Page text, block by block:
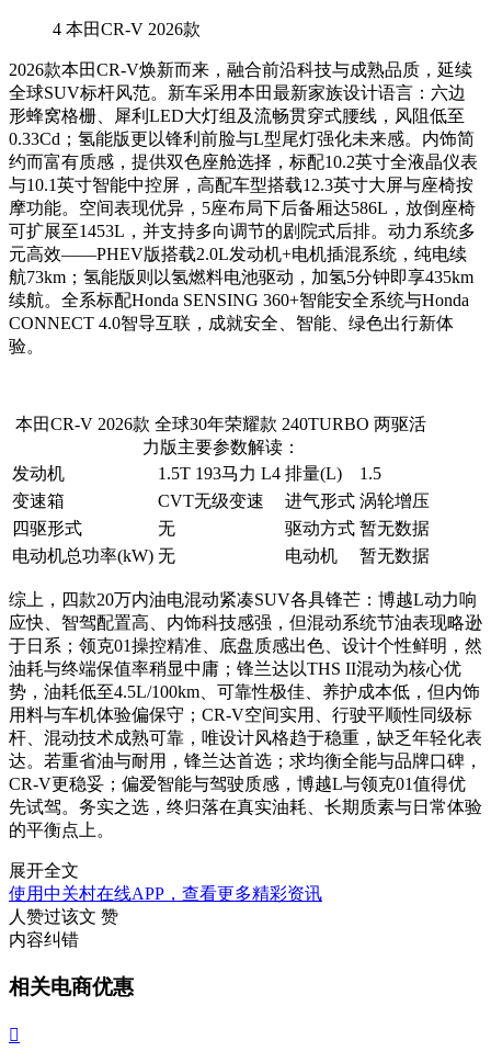
4 本田CR-V 2026款
2026款本田CR-V焕新而来，融合前沿科技与成熟品质，延续
全球SUV标杆风范。新车采用本田最新家族设计语言：六边
形蜂窝格栅、犀利LED大灯组及流畅贯穿式腰线，风阻低至
0.33Cd；氢能版更以锋利前脸与L型尾灯强化未来感。内饰简
约而富有质感，提供双色座舱选择，标配10.2英寸全液晶仪表
与10.1英寸智能中控屏，高配车型搭载12.3英寸大屏与座椅按
摩功能。空间表现优异，5座布局下后备厢达586L，放倒座椅
可扩展至1453L，并支持多向调节的剧院式后排。动力系统多
元高效——PHEV版搭载2.0L发动机+电机插混系统，纯电续
航73km；氢能版则以氢燃料电池驱动，加氢5分钟即享435km
续航。全系标配Honda SENSING 360+智能安全系统与Honda
CONNECT 4.0智导互联，成就安全、智能、绿色出行新体
验。
本田CR-V 2026款 全球30年荣耀款 240TURBO 两驱活
力版主要参数解读：
发动机
1.5T 193马力 L4 排量(L)
1.5
变速箱
CVT无级变速 进气形式 涡轮增压
四驱形式
无 驱动方式 暂无数据
电动机总功率(kW) 无 电动机 暂无数据
综上，四款20万内油电混动紧凑SUV各具锋芒：博越L动力响
应快、智驾配置高、内饰科技感强，但混动系统节油表现略逊
于日系；领克01操控精准、底盘质感出色、设计个性鲜明，然
油耗与终端保值率稍显中庸；锋兰达以THS II混动为核心优
势，油耗低至4.5L/100km、可靠性极佳、养护成本低，但内饰
用料与车机体验偏保守；CR-V空间实用、行驶平顺性同级标
杆、混动技术成熟可靠，唯设计风格趋于稳重，缺乏年轻化表
达。若重省油与耐用，锋兰达首选；求均衡全能与品牌口碑，
CR-V更稳妥；偏爱智能与驾驶质感，博越L与领克01值得优
先试驾。务实之选，终归落在真实油耗、长期质素与日常体验
的平衡点上。
展开全文
使用中关村在线APP，查看更多精彩资讯
人赞过该文 赞
内容纠错
相关电商优惠
